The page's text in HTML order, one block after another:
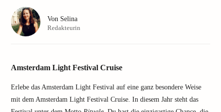
Amsterdam Light Festival Cruise
Erlebe das Amsterdam Light Festival auf eine ganz besondere Weise
mit dem Amsterdam Light Festival Cruise. In diesem Jahr steht das
Von Selina
Redakteurin